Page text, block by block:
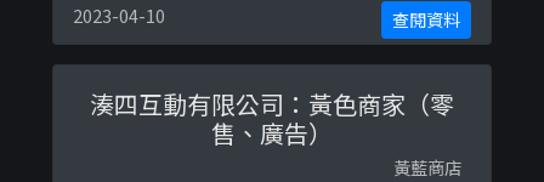
下係相關證明貼文：
https://www.facebook.com/ventuslauwh/pos
ts/1292000984303627https://www.facebook.c
om/v ...
2023-04-10 查閱資料
湊四互動有限公司：黃色商家（零
售、廣告）
黃藍商店